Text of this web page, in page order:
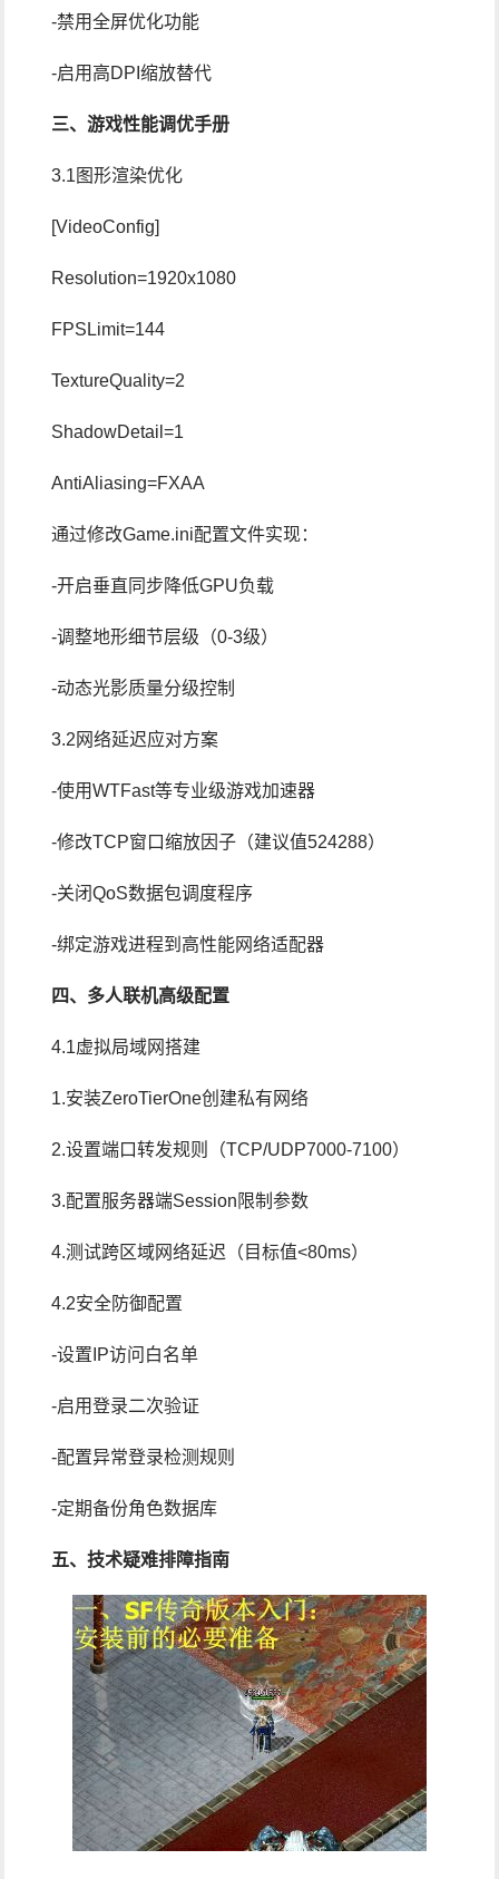
-禁用全屏优化功能
-启用高DPI缩放替代
三、游戏性能调优手册
3.1图形渲染优化
[VideoConfig]
Resolution=1920x1080
FPSLimit=144
TextureQuality=2
ShadowDetail=1
AntiAliasing=FXAA
通过修改Game.ini配置文件实现：
-开启垂直同步降低GPU负载
-调整地形细节层级（0-3级）
-动态光影质量分级控制
3.2网络延迟应对方案
-使用WTFast等专业级游戏加速器
-修改TCP窗口缩放因子（建议值524288）
-关闭QoS数据包调度程序
-绑定游戏进程到高性能网络适配器
四、多人联机高级配置
4.1虚拟局域网搭建
1.安装ZeroTierOne创建私有网络
2.设置端口转发规则（TCP/UDP7000-7100）
3.配置服务器端Session限制参数
4.测试跨区域网络延迟（目标值<80ms）
4.2安全防御配置
-设置IP访问白名单
-启用登录二次验证
-配置异常登录检测规则
-定期备份角色数据库
五、技术疑难排障指南